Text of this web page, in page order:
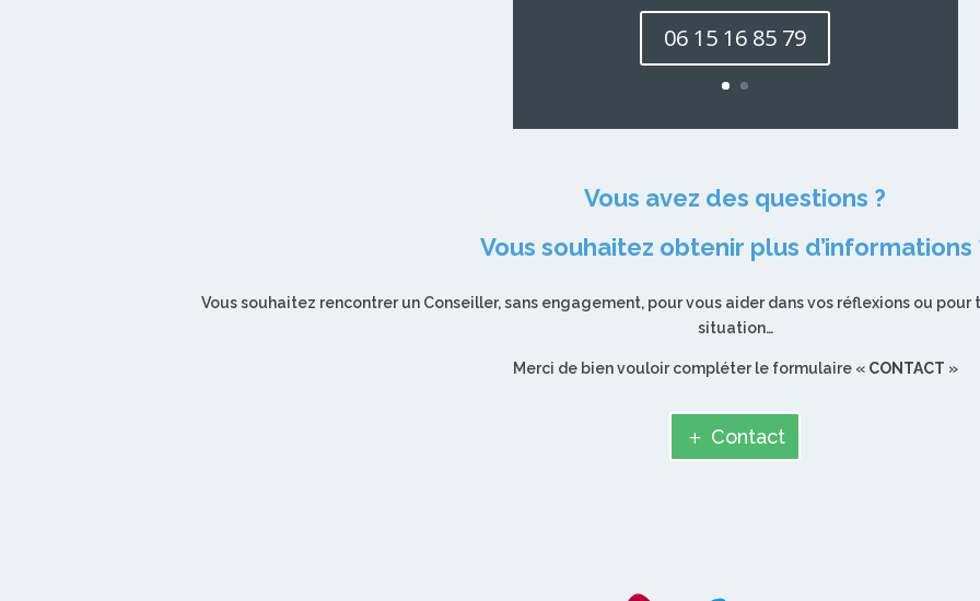
06 15 16 85 79
Vous avez des questions ?
Vous souhaitez obtenir plus d’informations
Vous souhaitez rencontrer un Conseiller, sans engagement, pour vous aider dans vos réflexions ou
situation…
Merci de bien vouloir compléter le formulaire « CONTACT »
Contact